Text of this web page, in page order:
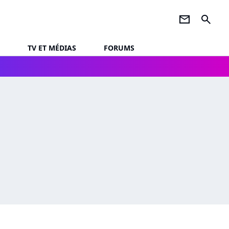
newsletter search
TV ET MÉDIAS FORUMS